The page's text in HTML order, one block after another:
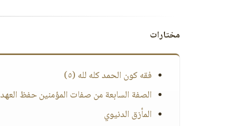
مختارات
فقه كون الحمد كله لله (٥)
الصفة السابعة من صفات المؤمنين حفظ العهد
المأزق الدنيوي